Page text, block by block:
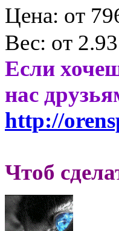
Цена: от
Вес: от
Если
нас
http://
Чтоб